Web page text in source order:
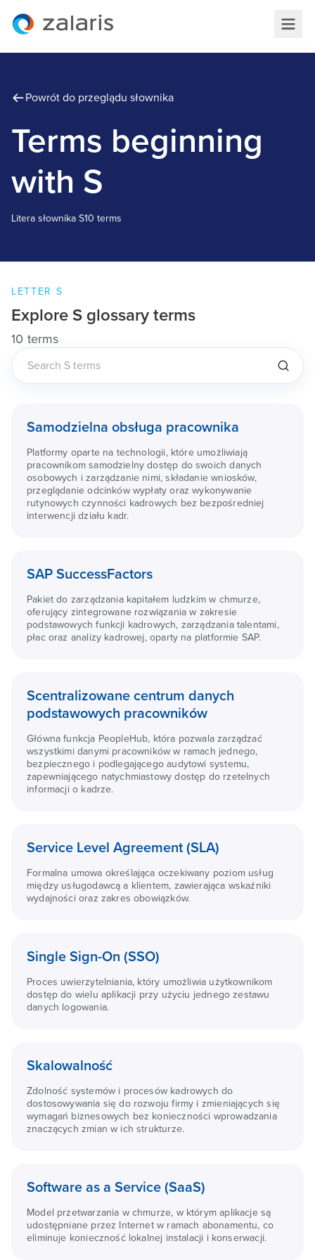
Powrót do przeglądu słownika
Terms beginning
with S
Litera słownika S10 terms
LETTER S
Explore S glossary terms
10 terms
Samodzielna obsługa pracownika
Platformy oparte na technologii, które umożliwiają
pracownikom samodzielny dostęp do swoich danych
osobowych i zarządzanie nimi, składanie wniosków,
przeglądanie odcinków wypłaty oraz wykonywanie
rutynowych czynności kadrowych bez bezpośredniej
interwencji działu kadr.
SAP SuccessFactors
Pakiet do zarządzania kapitałem ludzkim w chmurze,
oferujący zintegrowane rozwiązania w zakresie
podstawowych funkcji kadrowych, zarządzania talentami,
płac oraz analizy kadrowej, oparty na platformie SAP.
Scentralizowane centrum danych
podstawowych pracowników
Główna funkcja PeopleHub, która pozwala zarządzać
wszystkimi danymi pracowników w ramach jednego,
bezpiecznego i podlegającego audytowi systemu,
zapewniającego natychmiastowy dostęp do rzetelnych
informacji o kadrze.
Service Level Agreement (SLA)
Formalna umowa określająca oczekiwany poziom usług
między usługodawcą a klientem, zawierająca wskaźniki
wydajności oraz zakres obowiązków.
Single Sign-On (SSO)
Proces uwierzytelniania, który umożliwia użytkownikom
dostęp do wielu aplikacji przy użyciu jednego zestawu
danych logowania.
Skalowalność
Zdolność systemów i procesów kadrowych do
dostosowywania się do rozwoju firmy i zmieniających się
wymagań biznesowych bez konieczności wprowadzania
znaczących zmian w ich strukturze.
Software as a Service (SaaS)
Model przetwarzania w chmurze, w którym aplikacje są
udostępniane przez Internet w ramach abonamentu, co
eliminuje konieczność lokalnej instalacji i konserwacji.